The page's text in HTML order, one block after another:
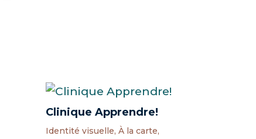
Clinique Apprendre!
Identité visuelle,À la carte,